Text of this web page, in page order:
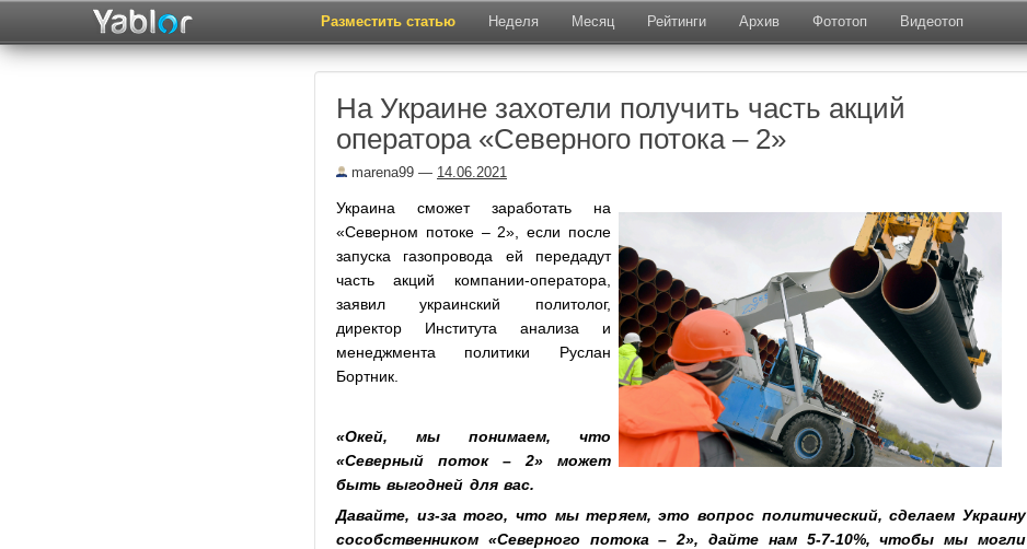
Разместить статью Неделя Месяц Рейтинги Архив Фототоп Видеотоп
На Украине захотели получить часть акций
оператора «Северного потока – 2»
marena99 — 14.06.2021
Украина сможет заработать на
«Северном потоке – 2», если после
запуска газопровода ей передадут
часть акций компании-оператора,
заявил украинский политолог,
директор Института анализа и
менеджмента политики Руслан
Бортник.
«Окей, мы понимаем, что
«Северный поток – 2» может
быть выгодней для вас.
Давайте, из-за того, что мы теряем, это вопрос политический, сделаем Украину
сособственником «Северного потока – 2», дайте нам 5-7-10%, чтобы мы могли